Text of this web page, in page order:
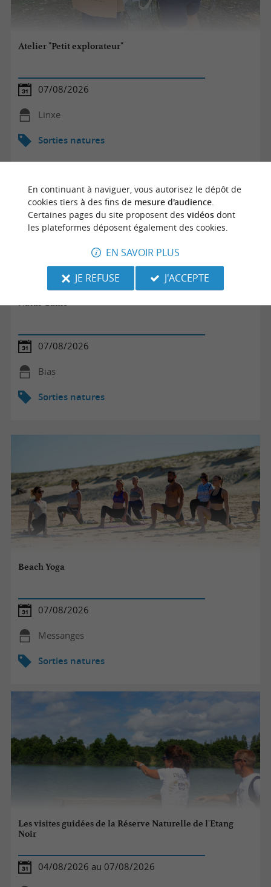
Atelier "Petit explorateur"
07/08/2026
Linxe
Sorties natures
Natur'Game
07/08/2026
Bias
Sorties natures
Beach Yoga
07/08/2026
Messanges
Sorties natures
Les visites guidées de la Réserve Naturelle de l'Etang
Noir
04/08/2026 au 07/08/2026
En continuant à naviguer, vous autorisez le dépôt de
cookies tiers à des fins de mesure d'audience.
Certaines pages du site proposent des vidéosdont
les plateformes déposent également des cookies.
EN SAVOIR PLUS
JE REFUSE
J'ACCEPTE